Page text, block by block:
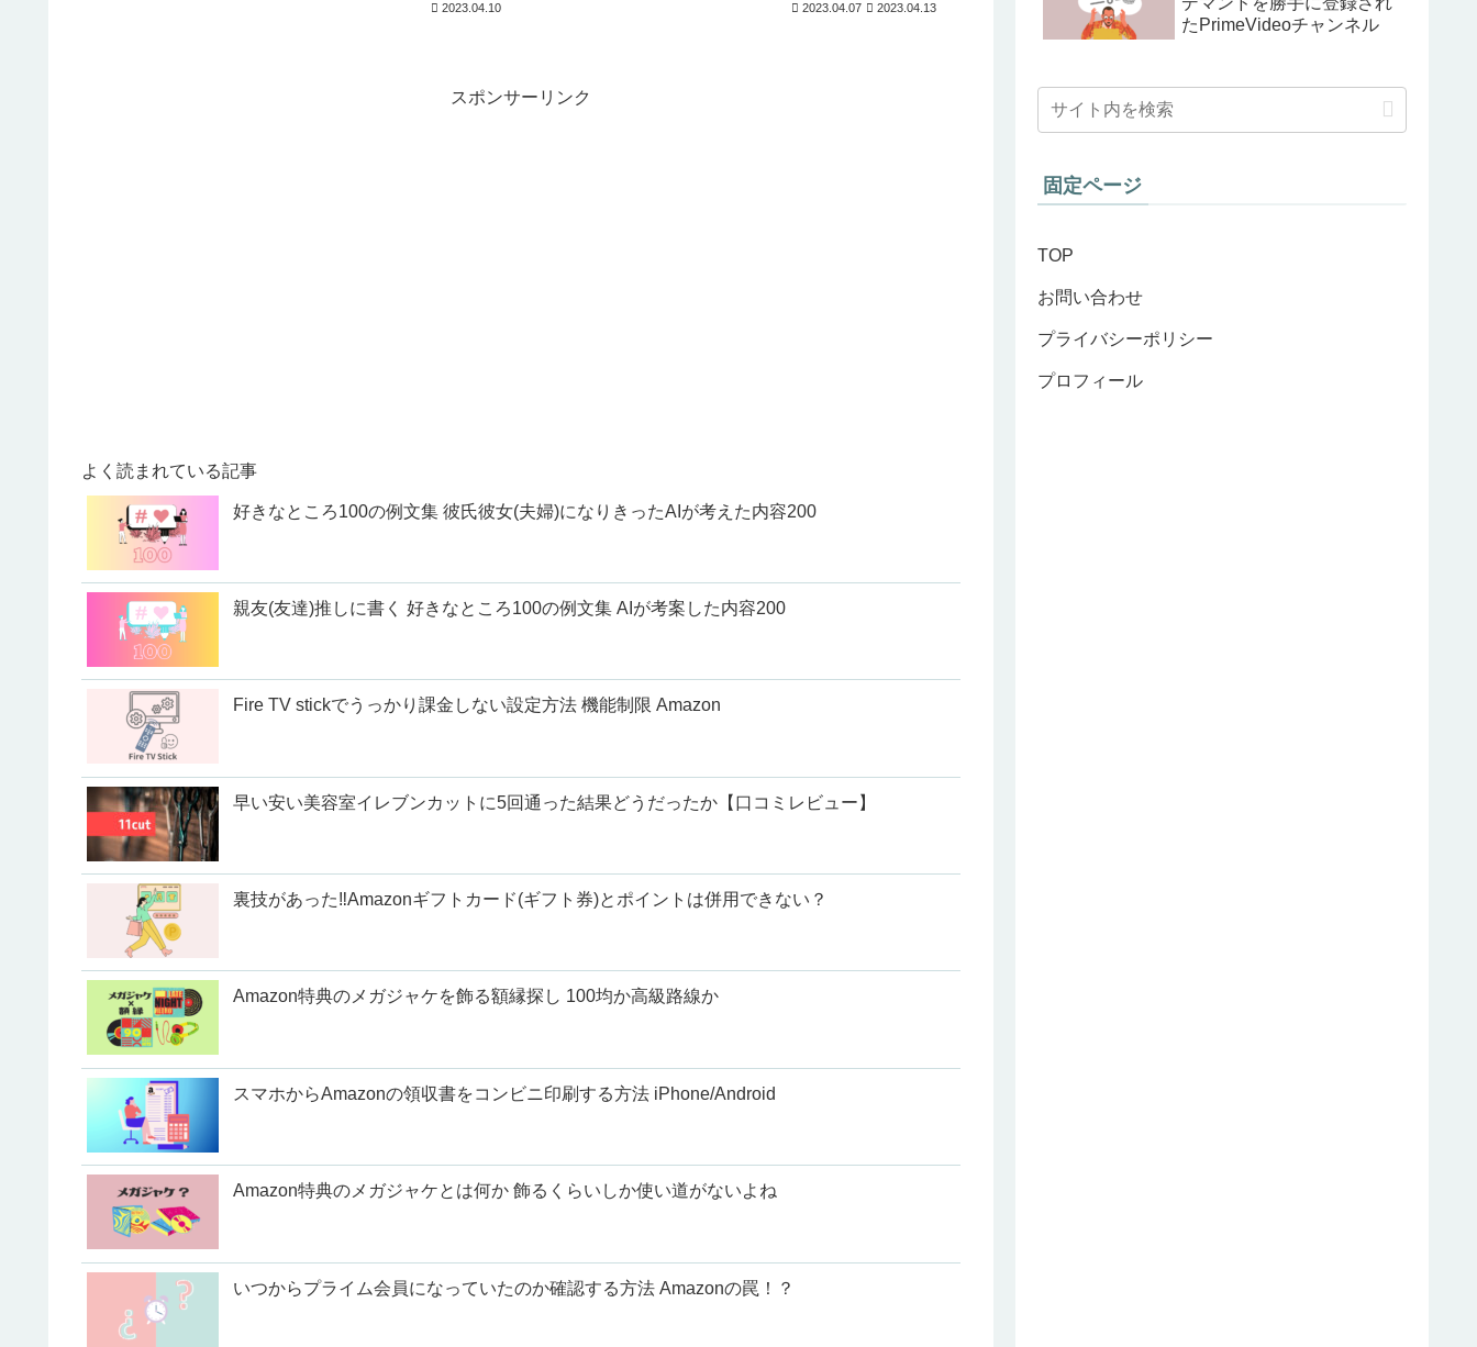
2023.04.10 2023.04.07 2023.04.13
スポンサーリンク
よく読まれている記事
好きなところ100の例文集 彼氏彼女(夫婦)になりきったAIが考えた内容200
親友(友達)推しに書く 好きなところ100の例文集 AIが考案した内容200
Fire TV stickでうっかり課金しない設定方法 機能制限 Amazon
早い安い美容室イレブンカットに5回通った結果どうだったか【口コミレビュー】
裏技があった‼Amazonギフトカード(ギフト券)とポイントは併用できない？
Amazon特典のメガジャケを飾る額縁探し 100均か高級路線か
スマホからAmazonの領収書をコンビニ印刷する方法 iPhone/Android
Amazon特典のメガジャケとは何か 飾るくらいしか使い道がないよね
いつからプライム会員になっていたのか確認する方法 Amazonの罠！？
たPrimeVideoチャンネル
固定ページ
TOP
お問い合わせ
プライバシーポリシー
プロフィール